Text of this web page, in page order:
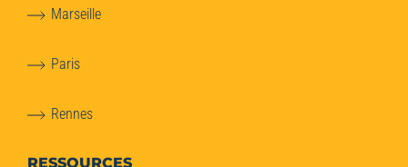
Marseille
Paris
Rennes
RESSOURCES